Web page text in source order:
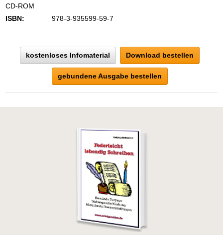
CD-ROM
ISBN:
978-3-935599-59-7
kostenloses Infomaterial Download bestellen
gebundene Ausgabe bestellen